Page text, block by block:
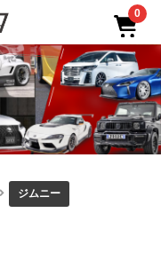
0
ジムニー